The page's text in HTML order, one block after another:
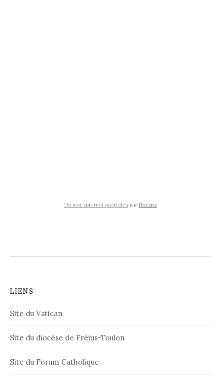
Un mot spirituel quotidien surHozana
LIENS
Site du Vatican
Site du diocèse de Fréjus-Toulon
Site du Forum Catholique